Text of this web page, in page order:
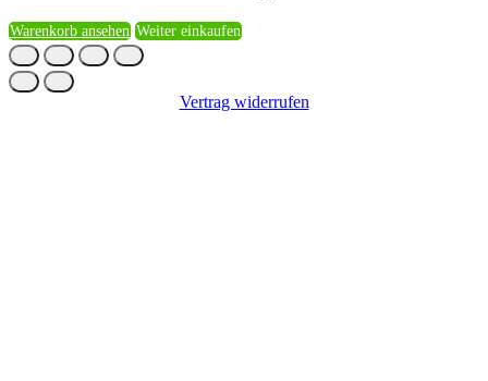
Warenkorb ansehen Weiter einkaufen
Vertrag widerrufen